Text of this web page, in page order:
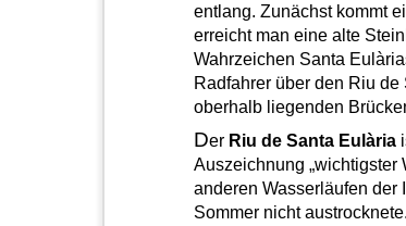
entlang. Zunächst kommt
erreicht man eine alte
Wahrzeichen Santa
Radfahrer über den Riu
oberhalb liegenden
Der Riu de Santa Eulària
Auszeichnung „wichtigster
anderen Wasserläufen der
Sommer nicht